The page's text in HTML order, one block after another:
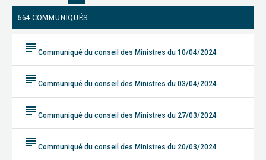
564 COMMUNIQUÉS
subject Communiqué du conseil des Ministres du 10/04/2024
subject Communiqué du conseil des Ministres du 03/04/2024
subject Communiqué du conseil des Ministres du 27/03/2024
subject Communiqué du conseil des Ministres du 20/03/2024